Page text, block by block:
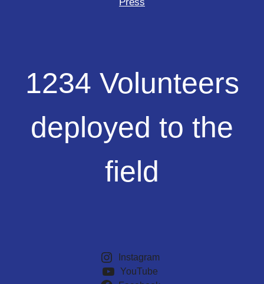
Volunteers
field
1234 Volunteers
deployed to the
field
Instagram
YouTube